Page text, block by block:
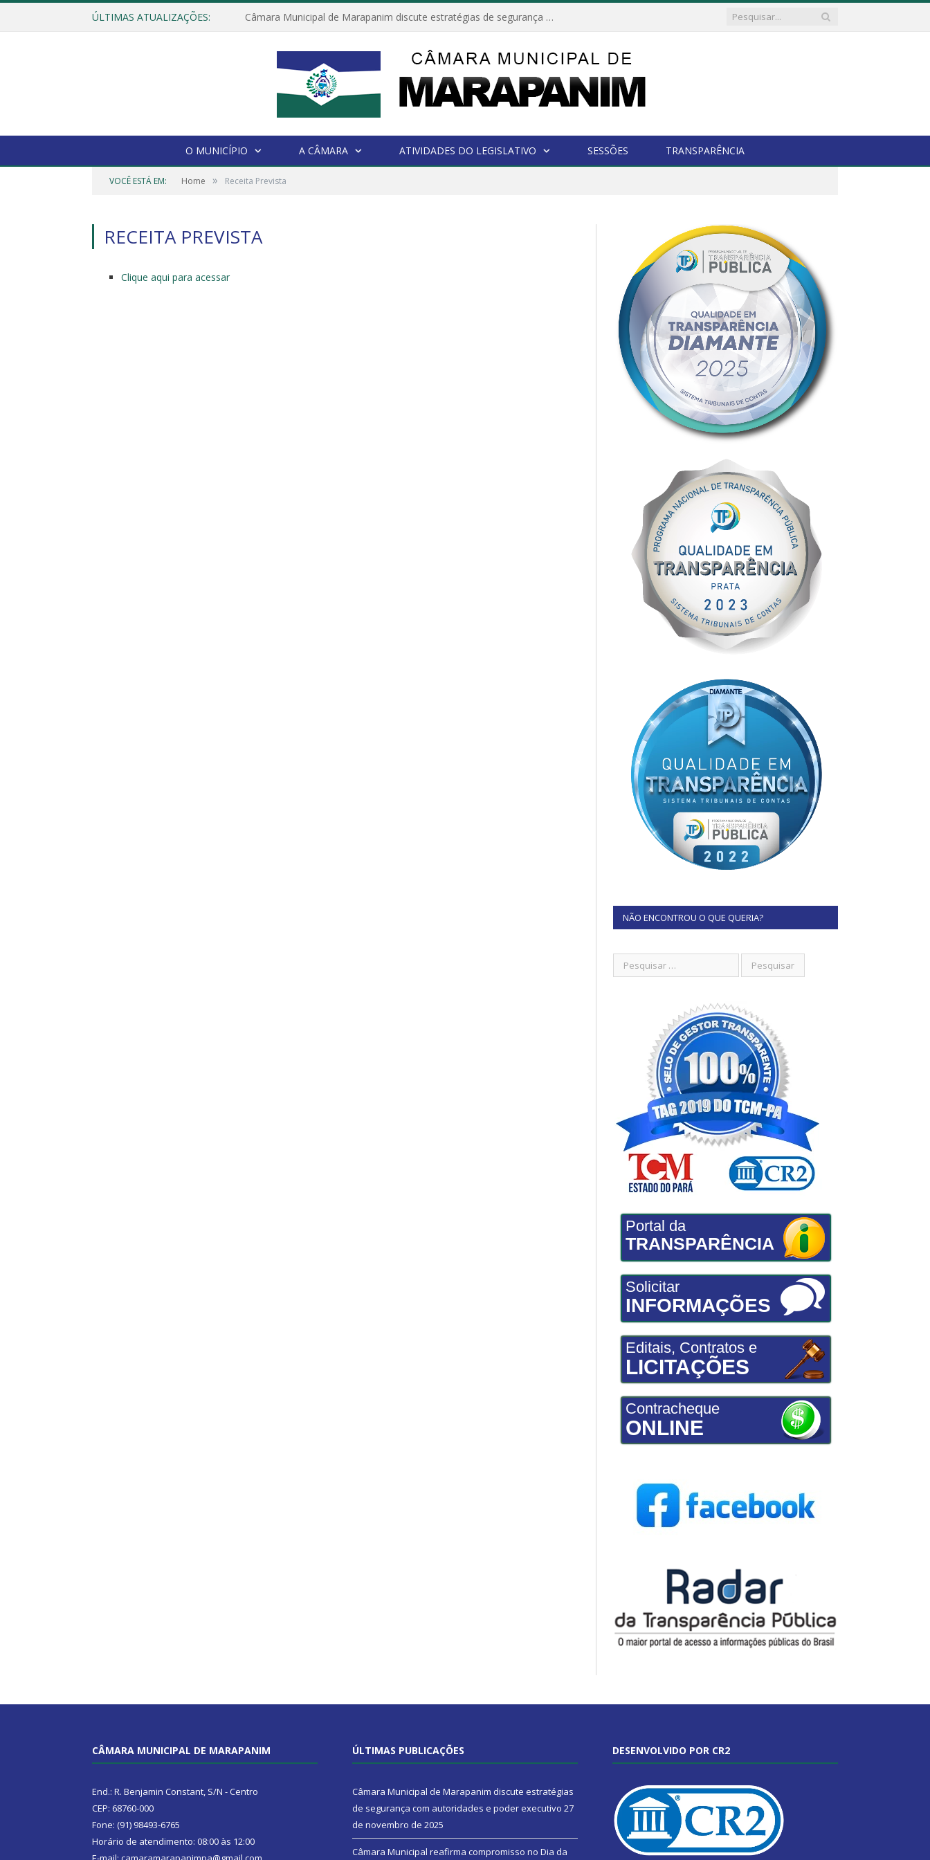
ÚLTIMAS ATUALIZAÇÕES: Câmara Municipal de Marapanim discute estratégias de segurança com autoridades e poder executivo
O MUNICÍPIO A CÂMARA ATIVIDADES DO LEGISLATIVO SESSÕES TRANSPARÊNCIA
VOCÊ ESTÁ EM: Home » Receita Prevista
RECEITA PREVISTA
Clique aqui para acessar
NÃO ENCONTROU O QUE QUERIA?
Portal da
TRANSPARÊNCIA
Solicitar
INFORMAÇÕES
Editais, Contratos e
LICITAÇÕES
Contracheque
ONLINE
CÂMARA MUNICIPAL DE MARAPANIM
End.: R. Benjamin Constant, S/N - Centro
CEP: 68760-000
Fone: (91) 98493-6765
Horário de atendimento: 08:00 às 12:00
ÚLTIMAS PUBLICAÇÕES
Câmara Municipal de Marapanim discute estratégias
de segurança com autoridades e poder executivo 27
de novembro de 2025
Câmara Municipal reafirma compromisso no Dia da
DESENVOLVIDO POR CR2